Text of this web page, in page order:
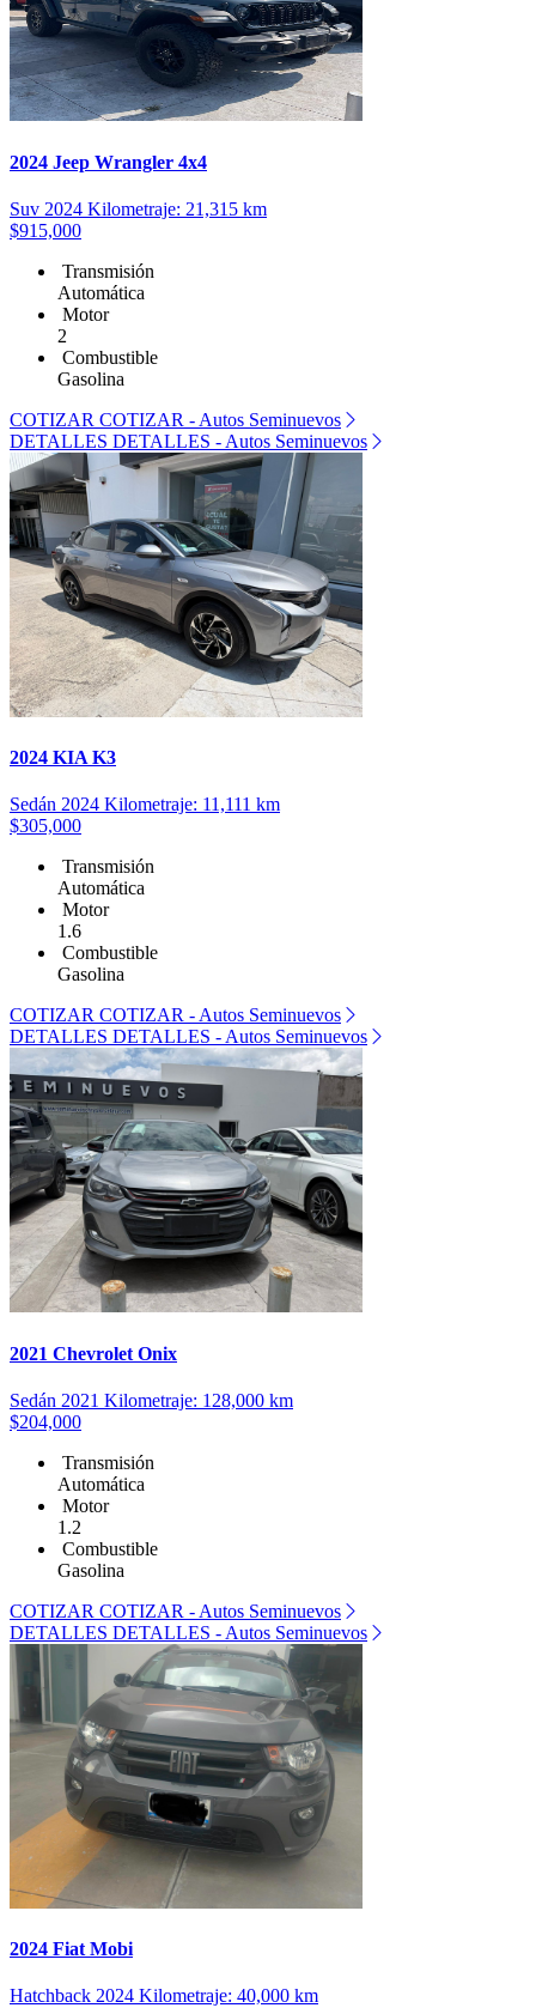
2024 Jeep Wrangler 4x4
Suv 2024 Kilometraje: 21,315 km
$915,000
Transmisión
Automática
Motor
2
Combustible
Gasolina
COTIZAR COTIZAR - Autos Seminuevos
DETALLES DETALLES - Autos Seminuevos
2024 KIA K3
Sedán 2024 Kilometraje: 11,111 km
$305,000
Transmisión
Automática
Motor
1.6
Combustible
Gasolina
COTIZAR COTIZAR - Autos Seminuevos
DETALLES DETALLES - Autos Seminuevos
2021 Chevrolet Onix
Sedán 2021 Kilometraje: 128,000 km
$204,000
Transmisión
Automática
Motor
1.2
Combustible
Gasolina
COTIZAR COTIZAR - Autos Seminuevos
DETALLES DETALLES - Autos Seminuevos
2024 Fiat Mobi
Hatchback 2024 Kilometraje: 40,000 km